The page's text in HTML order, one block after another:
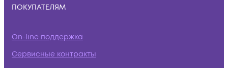
ПОКУПАТЕЛЯМ
On-line поддержка
Сервисные контракты